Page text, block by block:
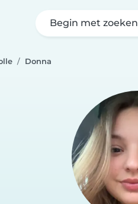
Begin met zoeken
Donna